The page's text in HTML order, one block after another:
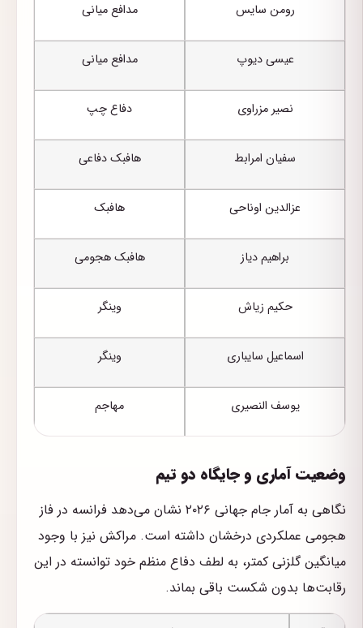
رومن سایس مدافع میانی
عیسی دیوپ مدافع میانی
نصیر مزراوی دفاع چپ
سفیان امرابط هافبک دفاعی
عزالدین اوناحی هافبک
براهیم دیاز هافبک هجومی
حکیم زیاش وینگر
اسماعیل سایباری وینگر
یوسف النصیری مهاجم
وضعیت آماری و جایگاه دو تیم
نگاهی به آمار جام جهانی ۲۰۲۶ نشان می‌دهد فرانسه در فاز
هجومی عملکردی درخشان داشته است. مراکش نیز با وجود
میانگین گلزنی کمتر، به لطف دفاع منظم خود توانسته در این
رقابت‌ها بدون شکست باقی بماند.